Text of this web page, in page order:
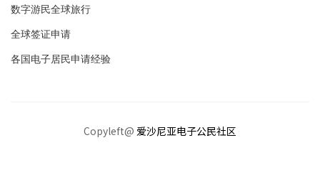
数字游民全球旅行
全球签证申请
各国电子居民申请经验
Copyleft@ 爱沙尼亚电子公民社区